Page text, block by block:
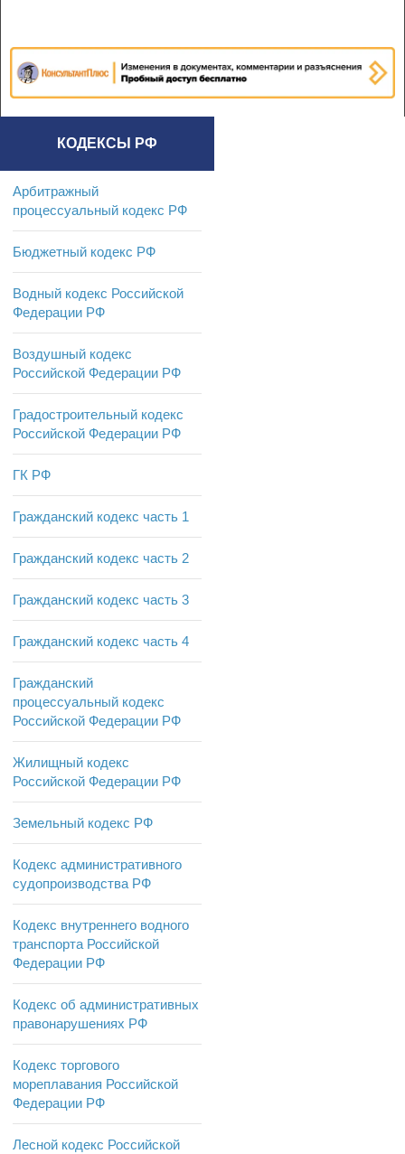
КОДЕКСЫ РФ
Арбитражный
процессуальный кодекс РФ
Бюджетный кодекс РФ
Водный кодекс Российской
Федерации РФ
Воздушный кодекс
Российской Федерации РФ
Градостроительный кодекс
Российской Федерации РФ
ГК РФ
Гражданский кодекс часть 1
Гражданский кодекс часть 2
Гражданский кодекс часть 3
Гражданский кодекс часть 4
Гражданский
процессуальный кодекс
Российской Федерации РФ
Жилищный кодекс
Российской Федерации РФ
Земельный кодекс РФ
Кодекс административного
судопроизводства РФ
Кодекс внутреннего водного
транспорта Российской
Федерации РФ
Кодекс об административных
правонарушениях РФ
Кодекс торгового
мореплавания Российской
Федерации РФ
Лесной кодекс Российской